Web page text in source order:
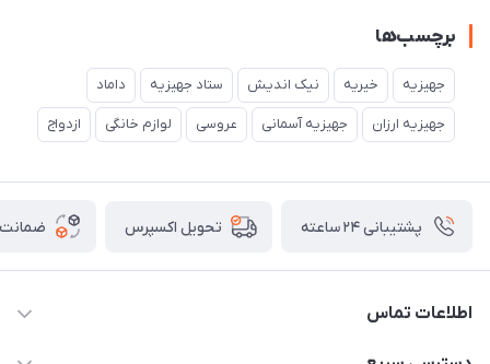
برچسب‌ها
جهیزیه خیریه نیک اندیش ستاد جهیزیه داماد
جهیزیه ارزان جهیزیه آسمانی عروسی لوازم خانگی ازدواج
پشتیبانی ۲۴ ساعته تحویل اکسپرس ضمانت
اطلاعات تماس
02177111474